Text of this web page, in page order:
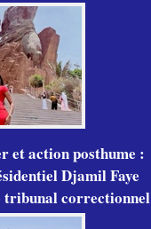
et action posthume :
Djamil Faye
tribunal correctionnel